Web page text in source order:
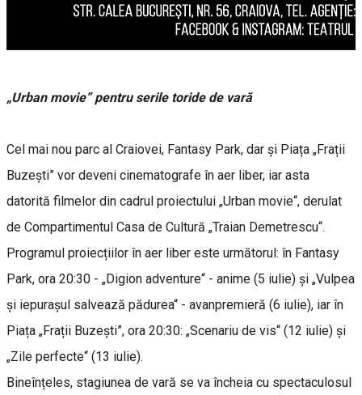
„Urban movie” pentru serile toride de vară
Cel mai nou parc al Craiovei, Fantasy Park, dar și Piața „Frații
Buzești” vor deveni cinematografe în aer liber, iar asta
datorită filmelor din cadrul proiectului „Urban movie“, derulat
de Compartimentul Casa de Cultură „Traian Demetrescu“.
Programul proiecțiilor în aer liber este următorul: în Fantasy
Park, ora 20:30 - „Digion adventure“ - anime (5 iulie) și „Vulpea
și iepurașul salvează pădurea“ - avanpremieră (6 iulie), iar în
Piața „Frații Buzești”, ora 20:30: „Scenariu de vis“ (12 iulie) și
„Zile perfecte“ (13 iulie).
Bineînțeles, stagiunea de vară se va încheia cu spectaculosul